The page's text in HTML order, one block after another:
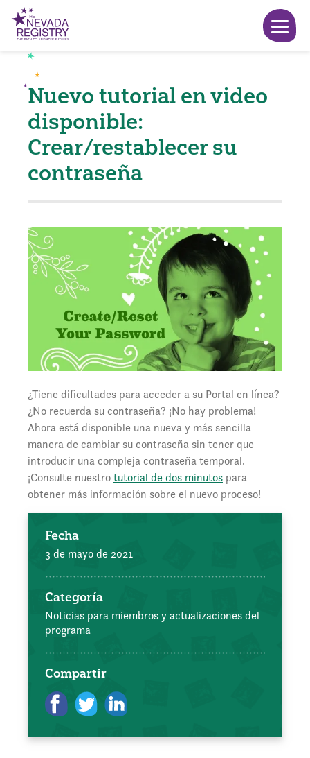
Nuevo tutorial en video
disponible:
Crear/restablecer su
contraseña
¿Tiene dificultades para acceder a su Portal en línea?
¿No recuerda su contraseña? ¡No hay problema!
Ahora está disponible una nueva y más sencilla
manera de cambiar su contraseña sin tener que
introducir una compleja contraseña temporal.
¡Consulte nuestrotutorial de dos minutos para
obtener más información sobre el nuevo proceso!
Fecha
3 de mayo de 2021
Categoría
Noticias para miembros y actualizaciones del
programa
Compartir